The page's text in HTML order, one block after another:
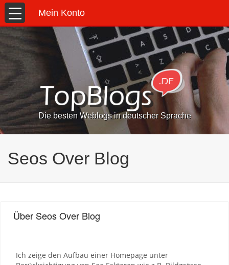
Mein Konto
Die besten Weblogs in deutscher Sprache
Seos Over Blog
Über Seos Over Blog
Ich zeige den Aufbau einer Homepage unter